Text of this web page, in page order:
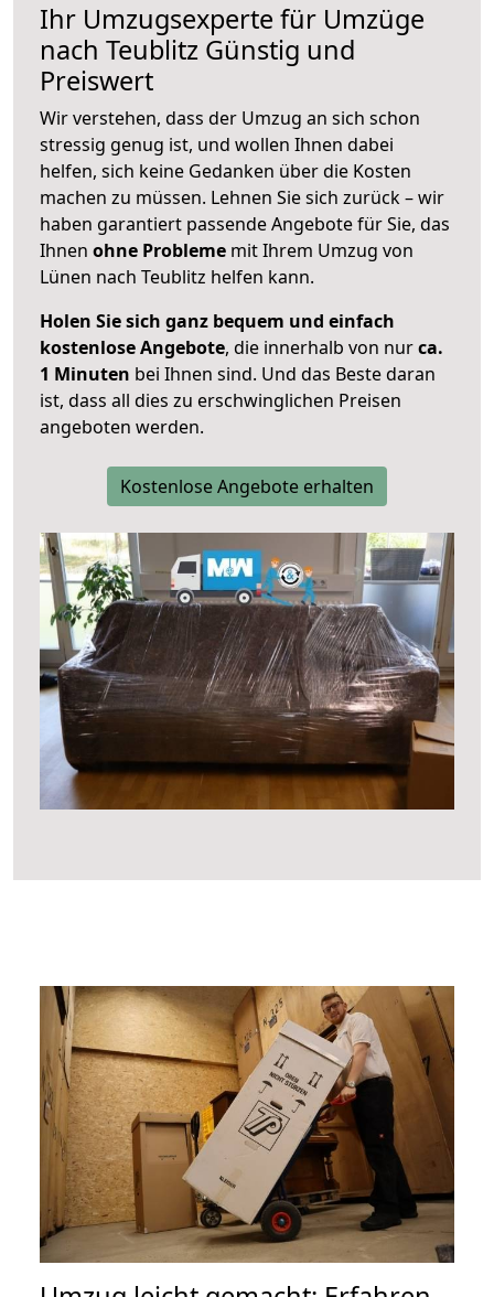
Ihr Umzugsexperte für Umzüge
nach Teublitz Günstig und
Preiswert
Wir verstehen, dass der Umzug an sich schon
stressig genug ist, und wollen Ihnen dabei
helfen, sich keine Gedanken über die Kosten
machen zu müssen. Lehnen Sie sich zurück – wir
haben garantiert passende Angebote für Sie, das
Ihnen ohne Probleme mit Ihrem Umzug von
Lünen nach Teublitz helfen kann.
Holen Sie sich ganz bequem und einfach
kostenlose Angebote, die innerhalb von nurca.
1 Minuten bei Ihnen sind. Und das Beste daran
ist, dass all dies zu erschwinglichen Preisen
angeboten werden.
Kostenlose Angebote erhalten